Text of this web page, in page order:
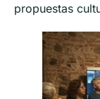
propuestas